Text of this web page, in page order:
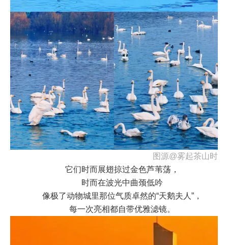
图源@雾起茶山时
它们时而展翅掠过金色芦苇荡，
时而在波光中曲颈低吟
像极了动物城里那位气质卓然的“天鹅夫人”，
每一次亮相都自带优雅滤镜。